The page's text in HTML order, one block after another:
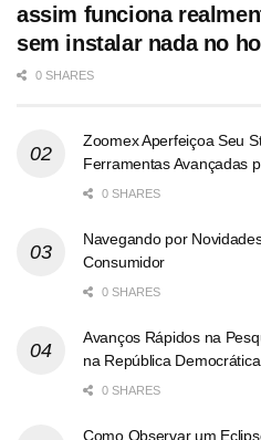
assim funciona
sem instalar nada no
0 SHARES
Zoomex Aperfeiçoa Seu
Ferramentas Avançadas
0 SHARES
Navegando por
Consumidor
0 SHARES
Avanços Rápidos na
na República
0 SHARES
Como Observar um